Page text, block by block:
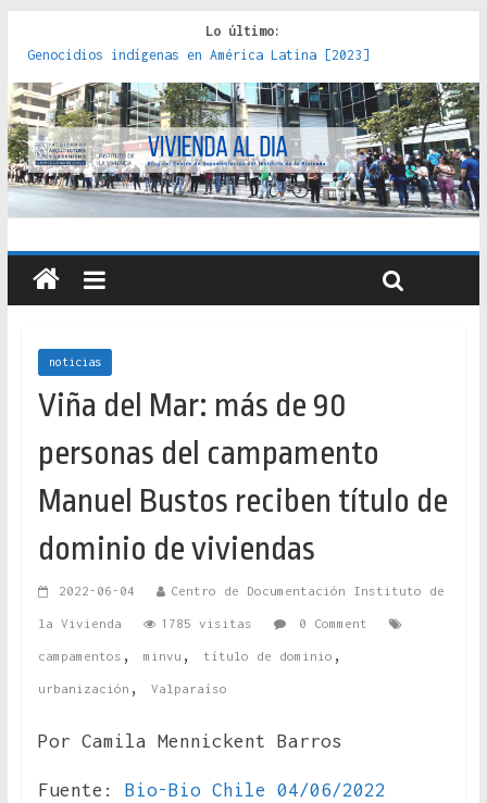
Lo último:
Genocidios indígenas en América Latina [2023]
Estudios sobre la espacialización de los Estados :
políticas, prácticas y representaciones [2022]
Donde el pedernal choca con el acero : hacia una teoría
crítica de las fronteras latinoamericanas [2020]
Criterios técnicos para una vivienda adecuada [2019]
Red de consultorios de la Caja del Seguro Obrero en
Santiago : un patrimonio emblemático [2014]
noticias
Viña del Mar: más de 90
personas del campamento
Manuel Bustos reciben título de
dominio de viviendas
2022-06-04 Centro de Documentación Instituto de
la Vivienda 1785 visitas 0 Comment
campamentos , minvu , título de dominio ,
urbanización , Valparaíso
Por Camila Mennickent Barros
Fuente: Bio-Bio Chile 04/06/2022